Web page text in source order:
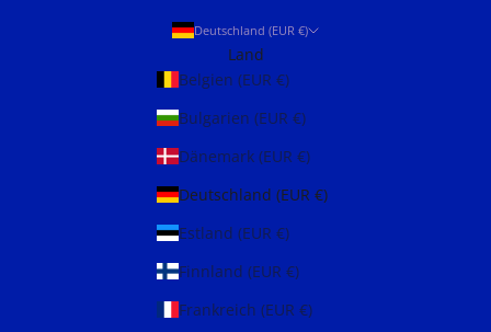
Deutschland (EUR €)
Land
Belgien (EUR €)
Bulgarien (EUR €)
Dänemark (EUR €)
Deutschland (EUR €)
Estland (EUR €)
Finnland (EUR €)
Frankreich (EUR €)